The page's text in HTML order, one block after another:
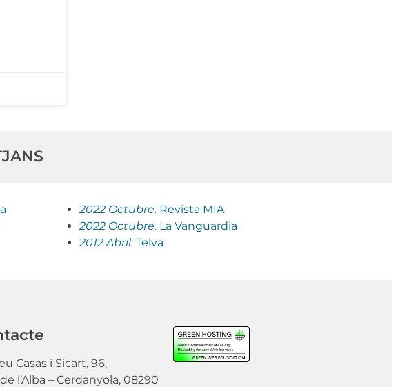
2022 Octubre. Revista MIA
2022 Octubre. La Vanguardia
2012 Abril. Telva
Casas i Sicart, 96,
l’Alba – Cerdanyola, 08290